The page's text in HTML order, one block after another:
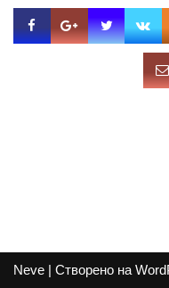
Neve | Створено на